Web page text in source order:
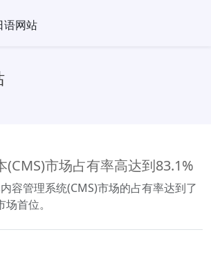
语网站
市场占有率高达到83.1%
容管理系统(CMS)市场的占有率达到了
首位。